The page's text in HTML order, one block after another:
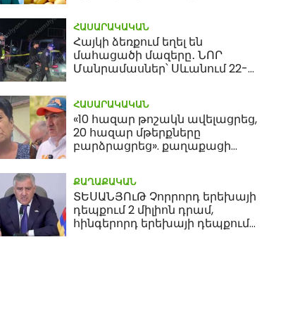
ՀԱՍԱՐԱԿԱԿԱՆ
Հայկի ձեռքում եղել են
մահացածի մազերը․ ՆՈՐ
Մանրամասներ՝ Սևանում 22-
ՀԱՍԱՐԱԿԱԿԱՆ
«10 հազար թոշակն ավելացրեց,
20 հազար մթերքները
բարձրացրեց». քաղաքացի
ՔԱՂԱՔԱԿԱՆ
ՏԵՍԱՆՅՈւԹ Չորրորդ երեխայի
դեպքում 2 միլիոն դրամ,
հինգերորդ երեխայի դեպքում